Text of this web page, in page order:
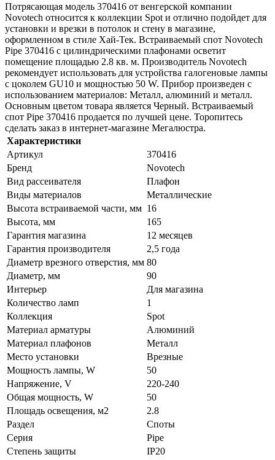
Потрясающая модель 370416 от венгерской компании
Novotech относится к коллекции Spot и отлично подойдет для
установки и врезки в потолок и стену в магазине,
оформленном в стиле Хай-Тек. Встраиваемый спот Novotech
Pipe 370416 с цилиндрическими плафонами осветит
помещение площадью 2.8 кв. м. Производитель Novotech
рекомендует использовать для устройства галогеновые лампы
с цоколем GU10 и мощностью 50 W. Прибор произведен с
использованием материалов: Металл, алюминий и металл.
Основным цветом товара является Черный. Встраиваемый
спот Pipe 370416 продается по лучшей цене. Торопитесь
сделать заказ в интернет-магазине Мегалюстра.
Характеристики
Артикул
370416
Бренд
Novotech
Вид рассеивателя
Плафон
Виды материалов
Металлические
Высота встраиваемой части, мм 16
Высота, мм
165
Гарантия магазина
12 месяцев
Гарантия производителя
2,5 года
Диаметр врезного отверстия, мм 80
Диаметр, мм
90
Интерьер
Для магазина
Количество ламп
1
Коллекция
Spot
Материал арматуры
Алюминий
Материал плафонов
Металл
Место установки
Врезные
Мощность лампы, W
50
Напряжение, V
220-240
Общая мощность, W
50
Площадь освещения, м2
2.8
Раздел
Споты
Серия
Pipe
Степень защиты
IP20